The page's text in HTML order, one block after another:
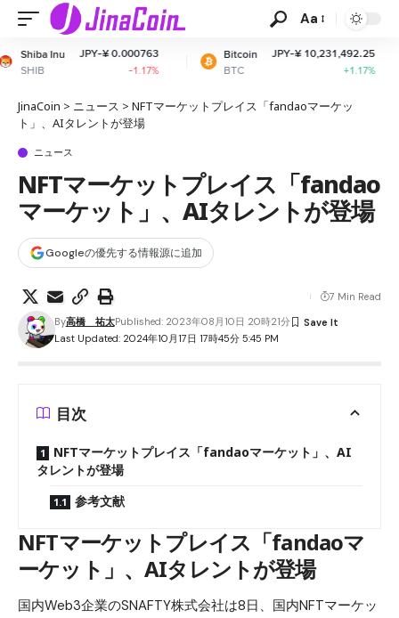
Aa
¥ 0.000763
-1.17%
Bitcoin
BTC
JPY-¥ 10,231,492.25
Ethereum
ETH
JinaCoin > ニュース > NFTマーケットプレイス「fandaoマーケッ
ト」、AIタレントが登場
ニュース
NFTマーケットプレイス「fandao
マーケット」、AIタレントが登場
Googleの優先する情報源に追加
Last Updated: 2024年10月17日 17時45分 5:45 PM
By高橋 祐太Published: 2023年08月10日 20時21分
7 Min Read
目次
NFTマーケットプレイス「fandaoマーケット」、AI
タレントが登場
参考文献
NFTマーケットプレイス「fandaoマ
ーケット」、AIタレントが登場
国内Web3企業のSNAFTY株式会社は8日、国内NFTマーケッ